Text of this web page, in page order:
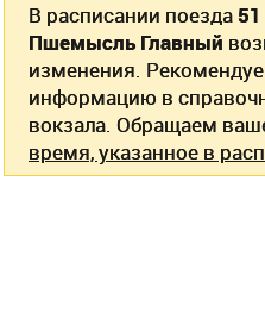
В расписании поезда
Пшемысль Главный
изменения.
информацию в
вокзала. Обращаем
время, указанное в